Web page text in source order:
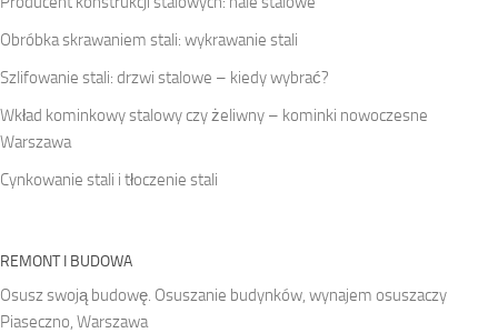
Obróbka skrawaniem stali: wykrawanie stali
Szlifowanie stali: drzwi stalowe – kiedy wybrać?
Wkład kominkowy stalowy czy żeliwny – kominki nowoczesne
Warszawa
Cynkowanie stali i tłoczenie stali
REMONT I BUDOWA
Osusz swoją budowę. Osuszanie budynków, wynajem osuszaczy
Piaseczno, Warszawa